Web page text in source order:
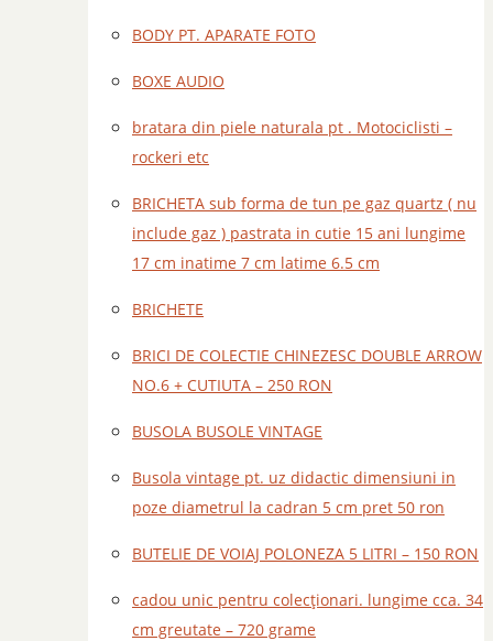
BODY PT. APARATE FOTO
BOXE AUDIO
bratara din piele naturala pt . Motociclisti –
rockeri etc
BRICHETA sub forma de tun pe gaz quartz ( nu
include gaz ) pastrata in cutie 15 ani lungime
17 cm inatime 7 cm latime 6.5 cm
BRICHETE
BRICI DE COLECTIE CHINEZESC DOUBLE ARROW
NO.6 + CUTIUTA – 250 RON
BUSOLA BUSOLE VINTAGE
Busola vintage pt. uz didactic dimensiuni in
poze diametrul la cadran 5 cm pret 50 ron
BUTELIE DE VOIAJ POLONEZA 5 LITRI – 150 RON
cadou unic pentru colecționari. lungime cca. 34
cm greutate – 720 grame